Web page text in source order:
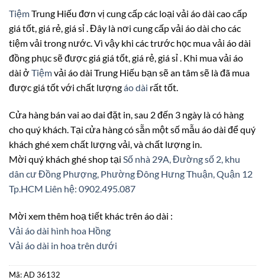
TiệmTrung Hiếu đơn vị cung cấp các loại vải áo dài cao cấp
giá tốt, giá rẻ, giá sỉ . Đây là nơi cung cấp vải áo dài cho các
tiệm vải trong nước. Vì vậy khi các trước học mua vải áo dài
đồng phục sẽ được giá giá tốt, giá rẻ, giá sỉ . Khi mua vải áo
dài ở Tiệmvải áo dài Trung Hiếu bạn sẽ an tâm sẽ là đã mua
được giá tốt với chất lượngáo dài rất tốt.
Cửa hàng bán vai ao dai đặt in, sau 2 đến 3 ngày là có hàng
cho quý khách. Tại cửa hàng có sẵn một số mẫu áo dài để quý
khách ghé xem chất lượng vải, và chất lượng in.
Mời quý khách ghé shop tại Số nhà 29A, Đường số 2, khu
dân cư Đồng Phượng, Phường Đông Hưng Thuận, Quận 12
Tp.HCM Liên hệ: 0902.495.087
Mời xem thêm hoạ tiết khác trên áo dài :
Vải áo dài hình hoa Hồng
Vải áo dài in hoa trên dưới
Mã:AD 36132